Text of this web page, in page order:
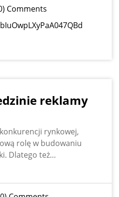
Comments
reklamy
rynkowej,
rolę w budowaniu
Dlatego też…